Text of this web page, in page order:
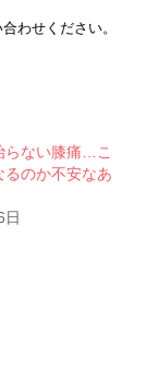
わせください。
らない膝痛…こ
るのか不安なあ
日